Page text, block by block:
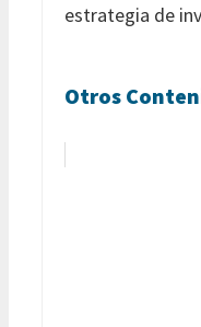
estrategia de
Otros